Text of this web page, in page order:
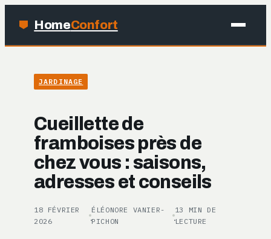
HomeConfort
JARDINAGE
DÉCO
JARDINAGE
Cueillette de
framboises près de
chez vous : saisons,
adresses et conseils
18 FÉVRIER
2026
·
ÉLÉONORE VANIER-
PICHON
·
13 MIN DE
LECTURE